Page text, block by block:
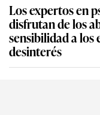
Los expertos en
disfrutan de los
sensibilidad a los
desinterés